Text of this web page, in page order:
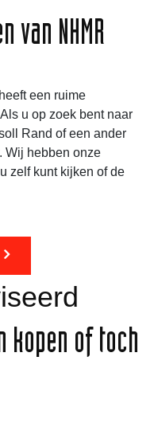
van NHMR
een ruime
u op zoek bent naar
Rand of een ander
Wij hebben onze
zelf kunt kijken of de
kopen of toch